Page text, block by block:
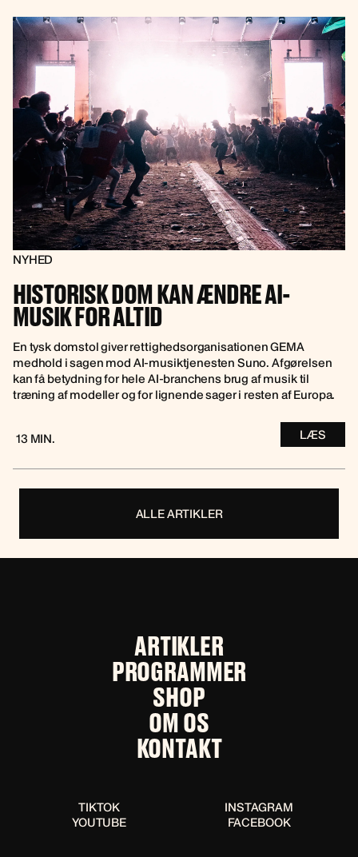
NYHED
HISTORISK DOM KAN ÆNDRE AI-
MUSIK FOR ALTID
En tysk domstol giver rettighedsorganisationen GEMA
medhold i sagen mod AI-musiktjenesten Suno. Afgørelsen
kan få betydning for hele AI-branchens brug af musik til
træning af modeller og for lignende sager i resten af Europa.
13 MIN. LÆS
ALLE ARTIKLER
ARTIKLER
PROGRAMMER
SHOP
OM OS
KONTAKT
TIKTOK
INSTAGRAM
YOUTUBE
FACEBOOK